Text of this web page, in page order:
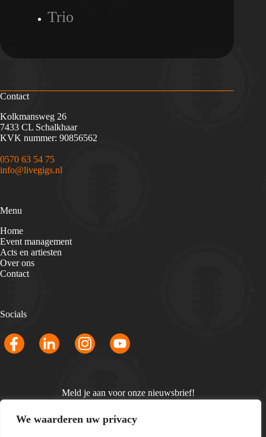
We waarderen uw privacy
Trio
Contact
Kolkmansweg 26
7433 CL Schalkhaar
KVK nummer: 90856562
0570 63 54 75
info@livegigs.nl
Menu
Home
Event management
Acts en artiesten
Over ons
Contact
Socials
Meld je aan voor onze nieuwsbrief!
*